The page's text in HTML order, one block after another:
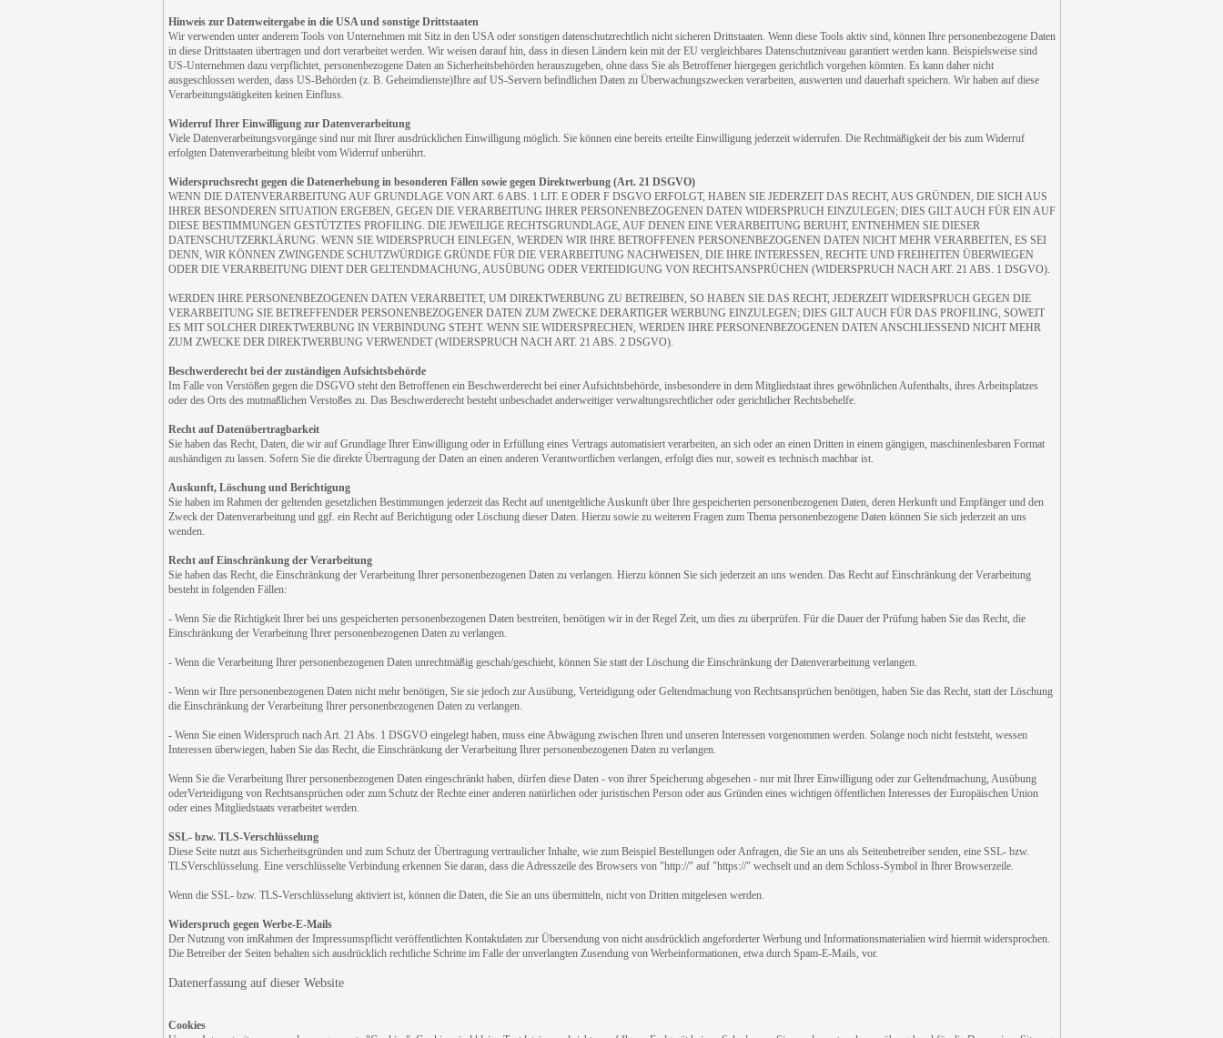
Hinweis zur Datenweitergabe in die USA und sonstige Drittstaaten
Wir verwenden unter anderem Tools von Unternehmen mit Sitz in den USA oder sonstigen datenschutzrechtlich nicht sicheren Drittstaaten. Wenn diese Tools aktiv sind, können Ihre personenbezogene Daten
in diese Drittstaaten übertragen und dort verarbeitet werden. Wir weisen darauf hin, dass in diesen Ländern kein mit der EU vergleichbares Datenschutzniveau garantiert werden kann. Beispielsweise sind
US-Unternehmen dazu verpflichtet, personenbezogene Daten an Sicherheitsbehörden herauszugeben, ohne dass Sie als Betroffener hiergegen gerichtlich vorgehen könnten. Es kann daher nicht
ausgeschlossen werden, dass US-Behörden (z. B. Geheimdienste)Ihre auf US-Servern befindlichen Daten zu Überwachungszwecken verarbeiten, auswerten und dauerhaft speichern. Wir haben auf diese
Verarbeitungstätigkeiten keinen Einfluss.
Widerruf Ihrer Einwilligung zur Datenverarbeitung
Viele Datenverarbeitungsvorgänge sind nur mit Ihrer ausdrücklichen Einwilligung möglich. Sie können eine bereits erteilte Einwilligung jederzeit widerrufen. Die Rechtmäßigkeit der bis zum Widerruf
erfolgten Datenverarbeitung bleibt vom Widerruf unberührt.
Widerspruchsrecht gegen die Datenerhebung in besonderen Fällen sowie gegen Direktwerbung (Art. 21 DSGVO)
WENN DIE DATENVERARBEITUNG AUF GRUNDLAGE VON ART. 6 ABS. 1 LIT. E ODER F DSGVO ERFOLGT, HABEN SIE JEDERZEIT DAS RECHT, AUS GRÜNDEN, DIE SICH AUS
IHRER BESONDEREN SITUATION ERGEBEN, GEGEN DIE VERARBEITUNG IHRER PERSONENBEZOGENEN DATEN WIDERSPRUCH EINZULEGEN; DIES GILT AUCH FÜR EIN AUF
DIESE BESTIMMUNGEN GESTÜTZTES PROFILING. DIE JEWEILIGE RECHTSGRUNDLAGE, AUF DENEN EINE VERARBEITUNG BERUHT, ENTNEHMEN SIE DIESER
DATENSCHUTZERKLÄRUNG. WENN SIE WIDERSPRUCH EINLEGEN, WERDEN WIR IHRE BETROFFENEN PERSONENBEZOGENEN DATEN NICHT MEHR VERARBEITEN, ES SEI
DENN, WIR KÖNNEN ZWINGENDE SCHUTZWÜRDIGE GRÜNDE FÜR DIE VERARBEITUNG NACHWEISEN, DIE IHRE INTERESSEN, RECHTE UND FREIHEITEN ÜBERWIEGEN
ODER DIE VERARBEITUNG DIENT DER GELTENDMACHUNG, AUSÜBUNG ODER VERTEIDIGUNG VON RECHTSANSPRÜCHEN (WIDERSPRUCH NACH ART. 21 ABS. 1 DSGVO).
WERDEN IHRE PERSONENBEZOGENEN DATEN VERARBEITET, UM DIREKTWERBUNG ZU BETREIBEN, SO HABEN SIE DAS RECHT, JEDERZEIT WIDERSPRUCH GEGEN DIE
VERARBEITUNG SIE BETREFFENDER PERSONENBEZOGENER DATEN ZUM ZWECKE DERARTIGER WERBUNG EINZULEGEN; DIES GILT AUCH FÜR DAS PROFILING, SOWEIT
ES MIT SOLCHER DIREKTWERBUNG IN VERBINDUNG STEHT. WENN SIE WIDERSPRECHEN, WERDEN IHRE PERSONENBEZOGENEN DATEN ANSCHLIESSEND NICHT MEHR
ZUM ZWECKE DER DIREKTWERBUNG VERWENDET (WIDERSPRUCH NACH ART. 21 ABS. 2 DSGVO).
Beschwerderecht bei der zuständigen Aufsichtsbehörde
Im Falle von Verstößen gegen die DSGVO steht den Betroffenen ein Beschwerderecht bei einer Aufsichtsbehörde, insbesondere in dem Mitgliedstaat ihres gewöhnlichen Aufenthalts, ihres Arbeitsplatzes
oder des Orts des mutmaßlichen Verstoßes zu. Das Beschwerderecht besteht unbeschadet anderweitiger verwaltungsrechtlicher oder gerichtlicher Rechtsbehelfe.
Recht auf Datenübertragbarkeit
Sie haben das Recht, Daten, die wir auf Grundlage Ihrer Einwilligung oder in Erfüllung eines Vertrags automatisiert verarbeiten, an sich oder an einen Dritten in einem gängigen, maschinenlesbaren Format
aushändigen zu lassen. Sofern Sie die direkte Übertragung der Daten an einen anderen Verantwortlichen verlangen, erfolgt dies nur, soweit es technisch machbar ist.
Auskunft, Löschung und Berichtigung
Sie haben im Rahmen der geltenden gesetzlichen Bestimmungen jederzeit das Recht auf unentgeltliche Auskunft über Ihre gespeicherten personenbezogenen Daten, deren Herkunft und Empfänger und den
Zweck der Datenverarbeitung und ggf. ein Recht auf Berichtigung oder Löschung dieser Daten. Hierzu sowie zu weiteren Fragen zum Thema personenbezogene Daten können Sie sich jederzeit an uns
wenden.
Recht auf Einschränkung der Verarbeitung
Sie haben das Recht, die Einschränkung der Verarbeitung Ihrer personenbezogenen Daten zu verlangen. Hierzu können Sie sich jederzeit an uns wenden. Das Recht auf Einschränkung der Verarbeitung
besteht in folgenden Fällen:
- Wenn Sie die Richtigkeit Ihrer bei uns gespeicherten personenbezogenen Daten bestreiten, benötigen wir in der Regel Zeit, um dies zu überprüfen. Für die Dauer der Prüfung haben Sie das Recht, die
Einschränkung der Verarbeitung Ihrer personenbezogenen Daten zu verlangen.
- Wenn die Verarbeitung Ihrer personenbezogenen Daten unrechtmäßig geschah/geschieht, können Sie statt der Löschung die Einschränkung der Datenverarbeitung verlangen.
- Wenn wir Ihre personenbezogenen Daten nicht mehr benötigen, Sie sie jedoch zur Ausübung, Verteidigung oder Geltendmachung von Rechtsansprüchen benötigen, haben Sie das Recht, statt der Löschung
die Einschränkung der Verarbeitung Ihrer personenbezogenen Daten zu verlangen.
- Wenn Sie einen Widerspruch nach Art. 21 Abs. 1 DSGVO eingelegt haben, muss eine Abwägung zwischen Ihren und unseren Interessen vorgenommen werden. Solange noch nicht feststeht, wessen
Interessen überwiegen, haben Sie das Recht, die Einschränkung der Verarbeitung Ihrer personenbezogenen Daten zu verlangen.
Wenn Sie die Verarbeitung Ihrer personenbezogenen Daten eingeschränkt haben, dürfen diese Daten - von ihrer Speicherung abgesehen - nur mit Ihrer Einwilligung oder zur Geltendmachung, Ausübung
oderVerteidigung von Rechtsansprüchen oder zum Schutz der Rechte einer anderen natürlichen oder juristischen Person oder aus Gründen eines wichtigen öffentlichen Interesses der Europäischen Union
oder eines Mitgliedstaats verarbeitet werden.
SSL- bzw. TLS-Verschlüsselung
Diese Seite nutzt aus Sicherheitsgründen und zum Schutz der Übertragung vertraulicher Inhalte, wie zum Beispiel Bestellungen oder Anfragen, die Sie an uns als Seitenbetreiber senden, eine SSL- bzw.
TLSVerschlüsselung. Eine verschlüsselte Verbindung erkennen Sie daran, dass die Adresszeile des Browsers von "http://" auf "https://" wechselt und an dem Schloss-Symbol in Ihrer Browserzeile.
Wenn die SSL- bzw. TLS-Verschlüsselung aktiviert ist, können die Daten, die Sie an uns übermitteln, nicht von Dritten mitgelesen werden.
Widerspruch gegen Werbe-E-Mails
Der Nutzung von imRahmen der Impressumspflicht veröffentlichten Kontaktdaten zur Übersendung von nicht ausdrücklich angeforderter Werbung und Informationsmaterialien wird hiermit widersprochen.
Die Betreiber der Seiten behalten sich ausdrücklich rechtliche Schritte im Falle der unverlangten Zusendung von Werbeinformationen, etwa durch Spam-E-Mails, vor.
Datenerfassung auf dieser Website
Cookies